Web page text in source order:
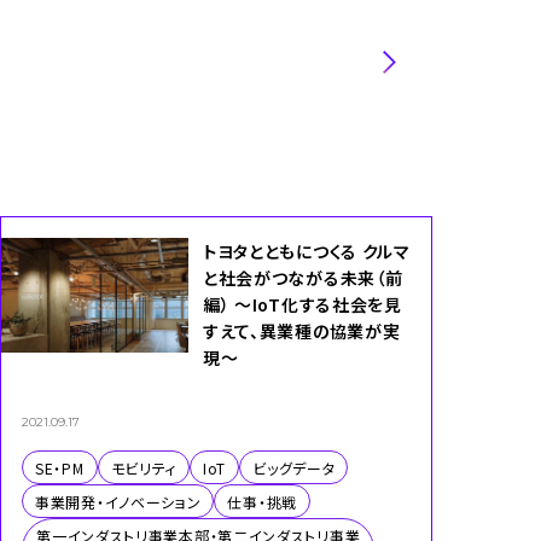
SE・PM モビリティ IoT
ビッグデータ
事業開発・イノベーション
仕事・挑戦
第一インダストリ事業本部・第二インダストリ事業
トヨタとともにつくる クルマ
と社会がつながる未来（前
編） ～IoT化する社会を見
すえて、異業種の協業が実
現～
2021.09.17